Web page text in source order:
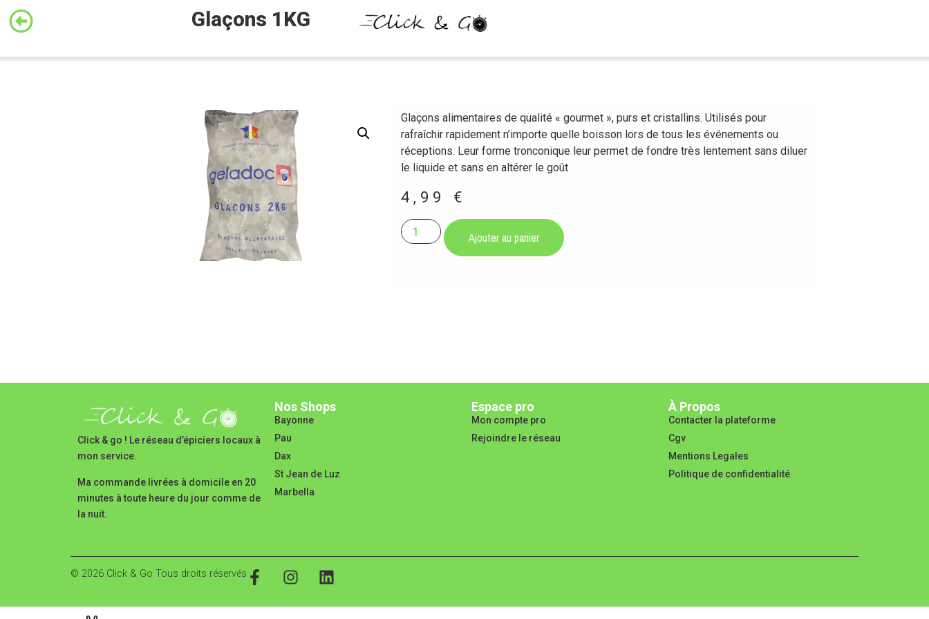
Glaçons 1KG
Glaçons alimentaires de qualité « gourmet », purs et cristallins. Utilisés pour
rafraîchir rapidement n’importe quelle boisson lors de tous les événements ou
réceptions. Leur forme tronconique leur permet de fondre très lentement sans diluer
le liquide et sans en altérer le goût
4,99 €
Ajouter au panier
Click & go ! Le réseau d’épiciers locaux à
mon service.
Ma commande livrées à domicile en 20
minutes à toute heure du jour comme de
la nuit.
Nos Shops
Bayonne
Pau
Dax
St Jean de Luz
Marbella
Espace pro
Mon compte pro
Rejoindre le réseau
À Propos
Contacter la plateforme
Cgv
Mentions Legales
Politique de confidentialité
© 2026 Click & Go Tous droits réservés